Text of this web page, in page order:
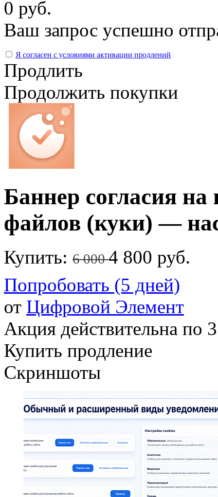
0 руб.
Ваш запрос успешно
Я согласен с условиями активации продлений
Продлить
Продолжить покупки
Баннер согласия на
файлов (куки) —
Купить: 6 0004 800 руб.
Попробовать (5 дней)
от Цифровой Элемент
Акция действительна по
Купить продление
Скриншоты